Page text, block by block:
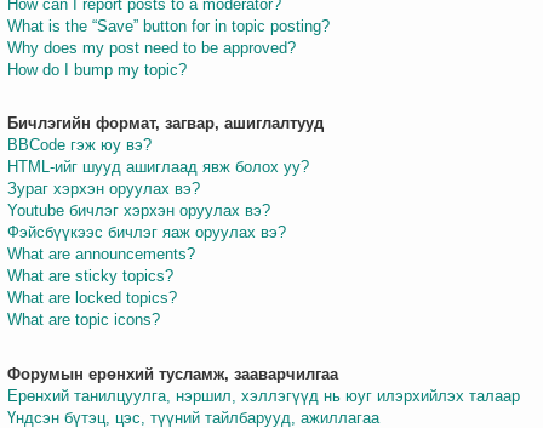
How can I report posts to a moderator?
What is the “Save” button for in topic posting?
Why does my post need to be approved?
How do I bump my topic?
Бичлэгийн формат, загвар, ашиглалтууд
BBCode гэж юу вэ?
HTML-ийг шууд ашиглаад явж болох уу?
Зураг хэрхэн оруулах вэ?
Youtube бичлэг хэрхэн оруулах вэ?
Фэйсбүүкээс бичлэг яаж оруулах вэ?
What are announcements?
What are sticky topics?
What are locked topics?
What are topic icons?
Форумын ерөнхий тусламж, зааварчилгаа
Ерөнхий танилцуулга, нэршил, хэллэгүүд нь юуг илэрхийлэх талаар
Үндсэн бүтэц, цэс, түүний тайлбарууд, ажиллагаа